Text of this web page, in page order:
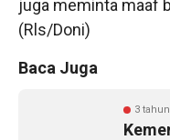
juga meminta maaf
(Rls/Doni)
Baca Juga
3